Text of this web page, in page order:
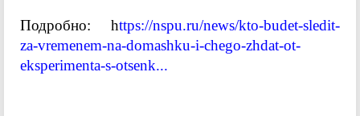
Подробно: https://nspu.ru/news/kto-budet-sledit-
za-vremenem-na-domashku-i-chego-zhdat-ot-
eksperimenta-s-otsenk...